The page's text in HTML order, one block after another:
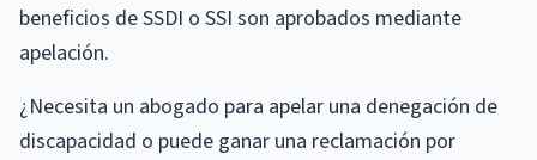
beneficios de SSDI o SSI son aprobados mediante
apelación.
¿Necesita un abogado para apelar una denegación de
discapacidad o puede ganar una reclamación por